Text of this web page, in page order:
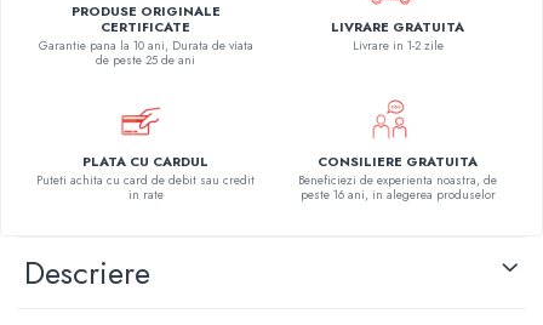
PRODUSE ORIGINALE
CERTIFICATE
Garantie pana la 10 ani, Durata de viata
de peste 25 de ani
LIVRARE GRATUITA
Livrare in 1-2 zile
PLATA CU CARDUL
Puteti achita cu card de debit sau credit
in rate
CONSILIERE GRATUITA
Beneficiezi de experienta noastra, de
peste 16 ani, in alegerea produselor
Descriere